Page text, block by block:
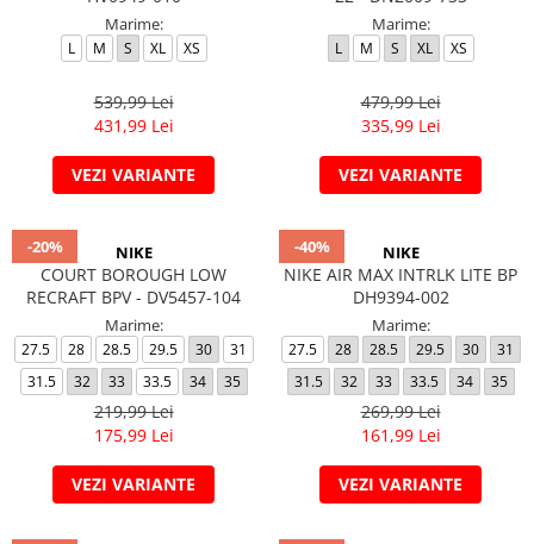
Marime:
L M S XL XS
539,99 Lei
431,99 Lei
VEZI VARIANTE
Marime:
L M S XL XS
479,99 Lei
335,99 Lei
VEZI VARIANTE
-20% NIKE
COURT BOROUGH LOW
RECRAFT BPV - DV5457-104
Marime:
27.5 28 28.5 29.5 30
31
31.5
32 33 33.5 34 35
219,99 Lei
175,99 Lei
VEZI VARIANTE
-40% NIKE
NIKE AIR MAX INTRLK LITE BP
DH9394-002
Marime:
27.5 28 28.5 29.5 30
31
31.5
32 33 33.5 34 35
269,99 Lei
161,99 Lei
VEZI VARIANTE